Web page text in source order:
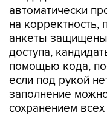
автоматически
на корректность,
анкеты защищены
доступа,
помощью кода,
если под рукой
заполнение
сохранением